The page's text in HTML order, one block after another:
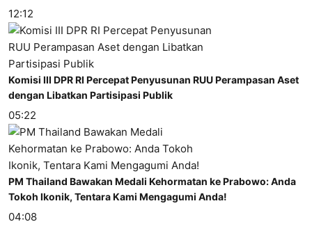
12:12
Komisi III DPR RI Percepat Penyusunan RUU Perampasan Aset
dengan Libatkan Partisipasi Publik
05:22
PM Thailand Bawakan Medali Kehormatan ke Prabowo: Anda
Tokoh Ikonik, Tentara Kami Mengagumi Anda!
04:08